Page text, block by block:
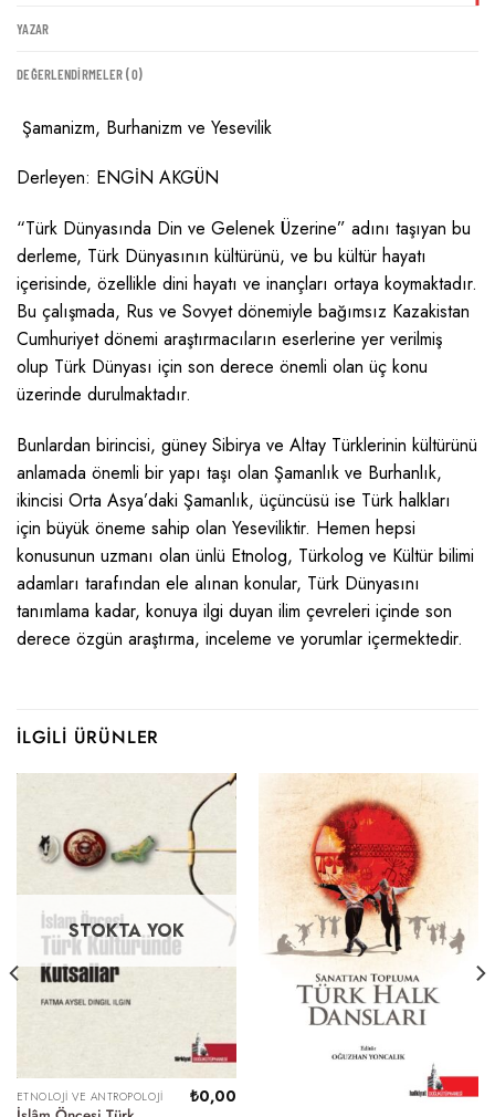
YAZAR
DEĞERLENDIRMELER (0)
Şamanizm, Burhanizm ve Yesevilik
Derleyen: ENGİN AKGÜN
“Türk Dünyasında Din ve Gelenek Üzerine” adını taşıyan bu
derleme, Türk Dünyasının kültürünü, ve bu kültür hayatı
içerisinde, özellikle dini hayatı ve inançları ortaya koymaktadır.
Bu çalışmada, Rus ve Sovyet dönemiyle bağımsız Kazakistan
Cumhuriyet dönemi araştırmacıların eserlerine yer verilmiş
olup Türk Dünyası için son derece önemli olan üç konu
üzerinde durulmaktadır.
Bunlardan birincisi, güney Sibirya ve Altay Türklerinin kültürünü
anlamada önemli bir yapı taşı olan Şamanlık ve Burhanlık,
ikincisi Orta Asya’daki Şamanlık, üçüncüsü ise Türk halkları
için büyük öneme sahip olan Yeseviliktir. Hemen hepsi
konusunun uzmanı olan ünlü Etnolog, Türkolog ve Kültür bilimi
adamları tarafından ele alınan konular, Türk Dünyasını
tanımlama kadar, konuya ilgi duyan ilim çevreleri içinde son
derece özgün araştırma, inceleme ve yorumlar içermektedir.
İLGILI ÜRÜNLER
STOKTA YOK
ETNOLOJI VE ANTROPOLOJI ₺0,00